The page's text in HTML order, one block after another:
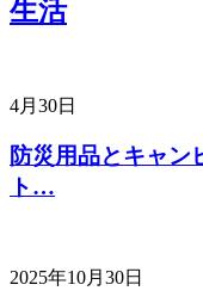
生活
4月30日
防災用品とキャン
ト…
2025年10月30日